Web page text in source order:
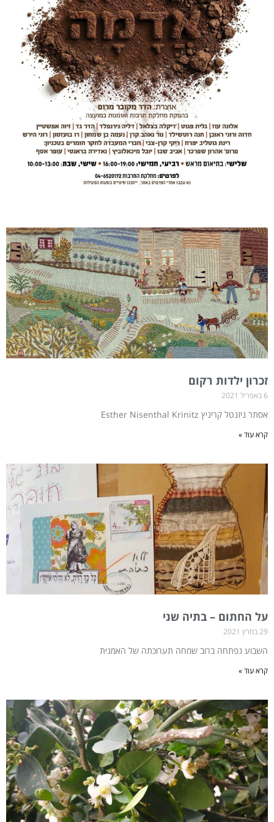
זכרון ילדות רקום
6 באפריל 2021
אסתר ניזנטל קריניץ Esther Nisenthal Krinitz
קרא עוד »
על החתום – בתיה שני
29 במרץ 2021
השבוע נפתחה ברוב שמחה תערוכתה של האמנית
קרא עוד »
ע
מ
ו
ד
ע
מ
ו
ד
ע
מ
ו
ד
ע
מ
ו
ד
ע
מ
ו
ד
ע
מ
ו
ד
ע
מ
ו
ד
ע
מ
ו
ד
ע
מ
ו
ד
ע
מ
ו
ד
ע
מ
ו
ד
ע
מ
ו
ד
ע
מ
ו
ד
ע
מ
ו
ד